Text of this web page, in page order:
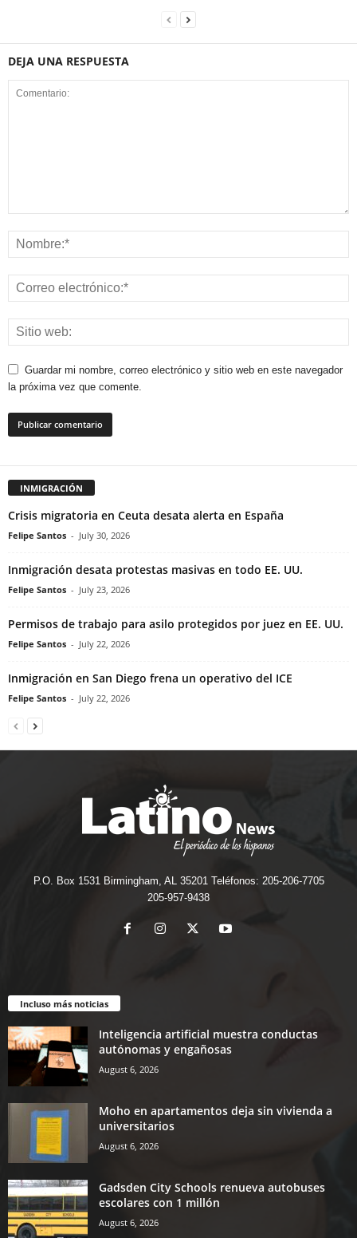
DEJA UNA RESPUESTA
Guardar mi nombre, correo electrónico y sitio web en este navegador
la próxima vez que comente.
INMIGRACIÓN
Crisis migratoria en Ceuta desata alerta en España
Felipe Santos - July 30, 2026
Inmigración desata protestas masivas en todo EE. UU.
Felipe Santos - July 23, 2026
Permisos de trabajo para asilo protegidos por juez en EE. UU.
Felipe Santos - July 22, 2026
Inmigración en San Diego frena un operativo del ICE
Felipe Santos - July 22, 2026
P.O. Box 1531 Birmingham, AL 35201 Teléfonos: 205-206-7705
205-957-9438
Incluso más noticias
Inteligencia artificial muestra conductas
autónomas y engañosas
August 6, 2026
Moho en apartamentos deja sin vivienda a
universitarios
August 6, 2026
Gadsden City Schools renueva autobuses
escolares con 1 millón
August 6, 2026